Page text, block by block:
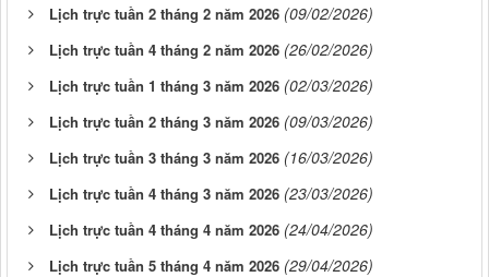
Lịch trực tuần 2 tháng 2 năm 2026 (09/02/2026)
Lịch trực tuần 4 tháng 2 năm 2026 (26/02/2026)
Lịch trực tuần 1 tháng 3 năm 2026 (02/03/2026)
Lịch trực tuần 2 tháng 3 năm 2026 (09/03/2026)
Lịch trực tuần 3 tháng 3 năm 2026 (16/03/2026)
Lịch trực tuần 4 tháng 3 năm 2026 (23/03/2026)
Lịch trực tuần 4 tháng 4 năm 2026 (24/04/2026)
Lịch trực tuần 5 tháng 4 năm 2026 (29/04/2026)